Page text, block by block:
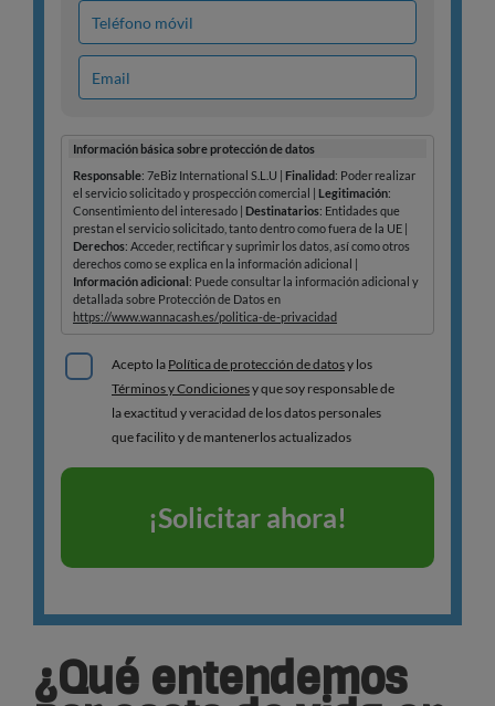
¿Qué entendemos